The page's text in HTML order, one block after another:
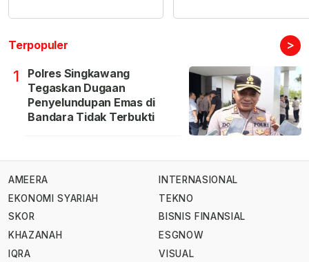
Terpopuler >
1
Polres Singkawang
Tegaskan Dugaan
Penyelundupan Emas di
Bandara Tidak Terbukti
AMEERA
EKONOMI SYARIAH
SKOR
KHAZANAH
IQRA
INTERNASIONAL
TEKNO
BISNIS FINANSIAL
ESGNOW
VISUAL